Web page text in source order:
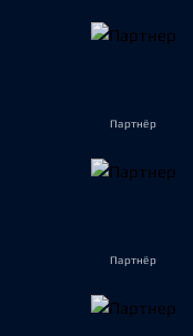
Партнёр
Партнёр